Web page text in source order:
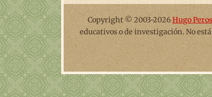
Copyright © 2003-2026Hugo
educativos o de investigación. No